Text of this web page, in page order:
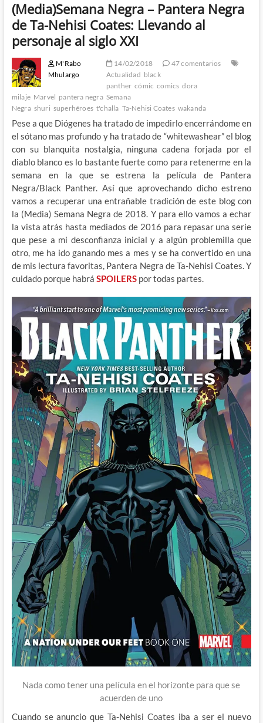
(Media)Semana Negra – Pantera Negra
de Ta-Nehisi Coates: Llevando al
personaje al siglo XXI
M'Rabo
Mhulargo
14/02/2018
47 comentarios
Actualidad black
panther cómic comics dora
milaje Marvel pantera negra Semana
Negra shuri superhéroes t'challa Ta-Nehisi Coates wakanda
Pese a que Diógenes ha tratado de impedirlo encerrándome en
el sótano mas profundo y ha tratado de “whitewashear” el blog
con su blanquita nostalgia, ninguna cadena forjada por el
diablo blanco es lo bastante fuerte como para retenerme en la
semana en la que se estrena la película de Pantera
Negra/Black Panther. Así que aprovechando dicho estreno
vamos a recuperar una entrañable tradición de este blog con
la (Media) Semana Negra de 2018. Y para ello vamos a echar
la vista atrás hasta mediados de 2016 para repasar una serie
que pese a mi desconfianza inicial y a algún problemilla que
otro, me ha ido ganando mes a mes y se ha convertido en una
de mis lectura favoritas, Pantera Negra de Ta-Nehisi Coates. Y
cuidado porque habrá SPOILERSpor todas partes.
Nada como tener una película en el horizonte para que se
acuerden de uno
Cuando se anuncio que Ta-Nehisi Coates iba a ser el nuevo